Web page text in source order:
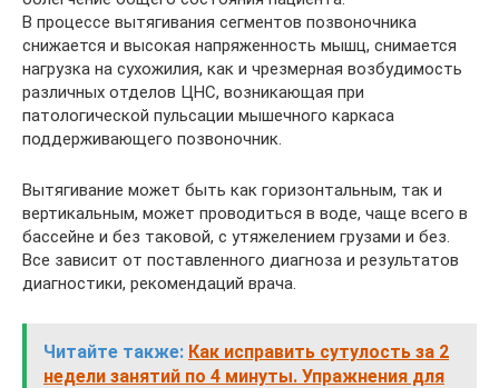
В процессе вытягивания сегментов позвоночника
снижается и высокая напряженность мышц, снимается
нагрузка на сухожилия, как и чрезмерная возбудимость
различных отделов ЦНС, возникающая при
патологической пульсации мышечного каркаса
поддерживающего позвоночник.
Вытягивание может быть как горизонтальным, так и
вертикальным, может проводиться в воде, чаще всего в
бассейне и без таковой, с утяжелением грузами и без.
Все зависит от поставленного диагноза и результатов
диагностики, рекомендаций врача.
Читайте также: Как исправить сутулость за 2
недели занятий по 4 минуты. Упражнения для